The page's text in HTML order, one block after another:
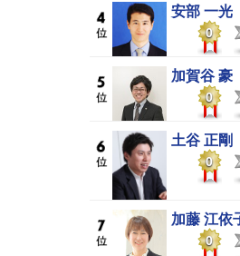
安部 一光
0
加賀谷 豪
0
土谷 正剛
0
加藤 江依
0